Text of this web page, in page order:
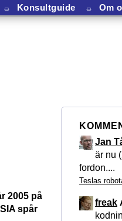
⏛ Konsultguide ⏛ Om
2005 på
spår
Jan
är nu
fordon....
Teslas
freak